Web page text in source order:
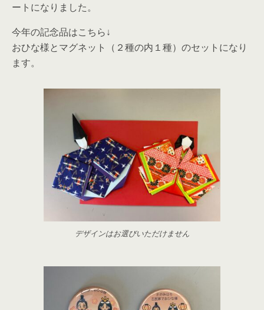
ートになりました。
今年の記念品はこちら↓
おひな様とマグネット（２種の内１種）のセットになり
ます。
デザインはお選びいただけません